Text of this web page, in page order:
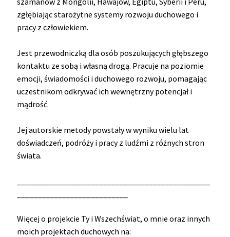
zgłębiając starożytne systemy rozwoju duchowego i
pracy z człowiekiem.
Jest przewodniczką dla osób poszukujących głębszego
kontaktu ze sobą i własną drogą. Pracuje na poziomie
emocji, świadomości i duchowego rozwoju, pomagając
uczestnikom odkrywać ich wewnętrzny potencjał i
mądrość.
Jej autorskie metody powstały w wyniku wielu lat
doświadczeń, podróży i pracy z ludźmi z różnych stron
świata.
Więcej o projekcie Ty i Wszechświat, o mnie oraz innych
moich projektach duchowych na: